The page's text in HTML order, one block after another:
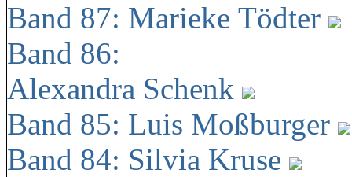
Band 87: Marieke Tödter
Band 86:
Alexandra Schenk
Band 85: Luis Moßburger
Band 84: Silvia Kruse